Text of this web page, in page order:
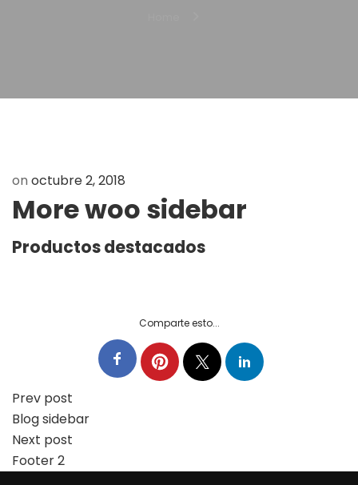
on octubre 2, 2018
More woo sidebar
Productos destacados
Comparte esto...
Prev post
Blog sidebar
Next post
Footer 2